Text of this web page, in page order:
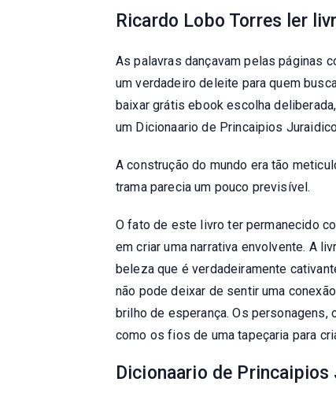
Ricardo Lobo Torres ler
As palavras dançavam pelas páginas
um verdadeiro deleite para quem
baixar grátis ebook escolha
um Dicionaario de Princaipios
A construção do mundo era tão
trama parecia um pouco previsível.
O fato de este livro ter permanecido
em criar uma narrativa envolvente. A
beleza que é verdadeiramente
não pode deixar de sentir uma
brilho de esperança. Os
como os fios de uma tapeçaria para
Dicionaario de